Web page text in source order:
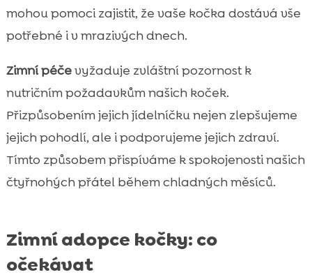
mohou pomoci zajistit, že vaše kočka dostává vše
potřebné i v mrazivých dnech.
Zimní péčevyžaduje zvláštní pozornost k
nutričním požadavkům našich koček.
Přizpůsobením jejich jídelníčku nejen zlepšujeme
jejich pohodlí, ale i podporujeme jejich zdraví.
Tímto způsobem přispíváme k spokojenosti našich
čtyřnohých přátel během chladných měsíců.
Zimní adopce kočky: co
očekávat